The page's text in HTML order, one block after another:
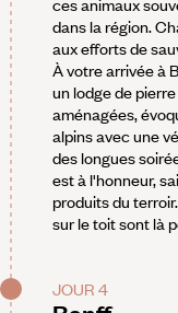
dans la région.
aux efforts de
À votre arrivée à
un lodge de
aménagées,
alpins avec une
des longues
est à l'honneur,
produits du
sur le toit sont là
JOUR 4